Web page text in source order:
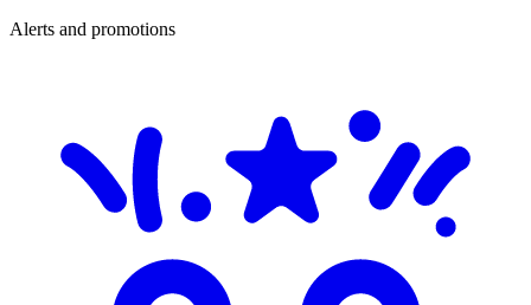
Alerts and promotions